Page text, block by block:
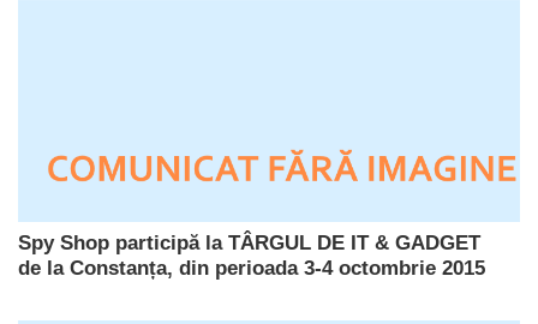
Spy Shop participă la TÂRGUL DE IT & GADGET
de la Constanța, din perioada 3-4 octombrie 2015